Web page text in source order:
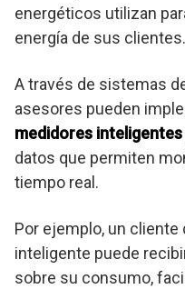
energéticos utilizan
energía de sus clientes.
A través de sistemas
asesores pueden
medidores inteligentes
datos que permiten
tiempo real.
Por ejemplo, un
inteligente puede
sobre su consumo,